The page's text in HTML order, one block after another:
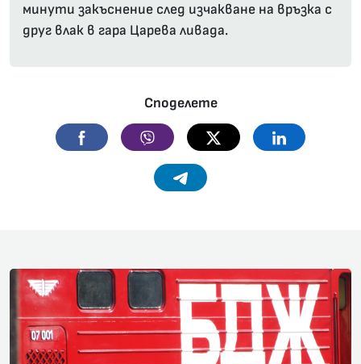
минути закъснение след изчакване на връзка с
друг влак в гара Царева ливада.
Споделете
Facebook Viber Twitter Linkedin
Telegram